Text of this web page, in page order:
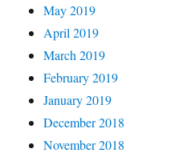
May 2019
April 2019
March 2019
February 2019
January 2019
December 2018
November 2018